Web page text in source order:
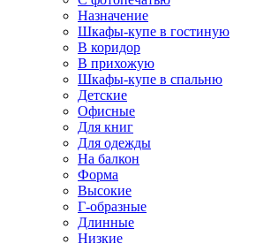
Назначение
Шкафы-купе в гостиную
В коридор
В прихожую
Шкафы-купе в спальню
Детские
Офисные
Для книг
Для одежды
На балкон
Форма
Высокие
Г-образные
Длинные
Низкие